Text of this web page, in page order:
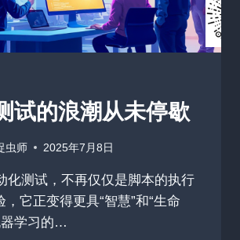
试的浪潮从未停歇
虫师 2025年7月8日
化测试，不再仅仅是脚本的执行
它正变得更具“智慧”和“生命
器学习的…